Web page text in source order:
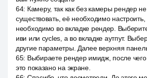
64: Камеру, так как без камеры рендер
существовать, её необходимо настроить,
необходимо во вкладке рендер.
иви или cycles, а во вкладке аутпут.
другие параметры. Далее верхняя
65: Выбираете рендер имидж, после чего
это показано на экране.